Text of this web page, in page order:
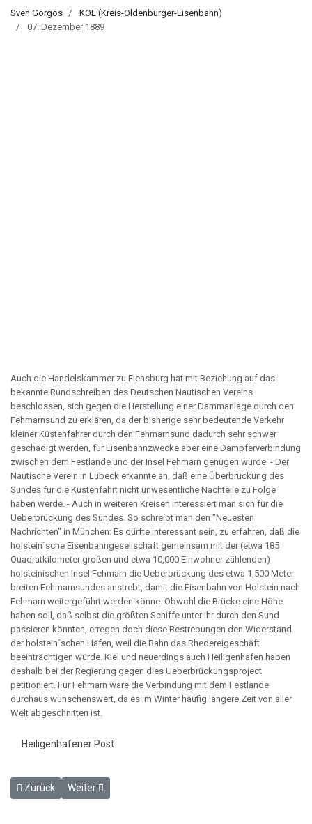
Sven Gorgos
KOE (Kreis-Oldenburger-Eisenbahn)
07. Dezember 1889
Auch die Handelskammer zu Flensburg hat mit Beziehung auf das
bekannte Rundschreiben des Deutschen Nautischen Vereins
beschlossen, sich gegen die Herstellung einer Dammanlage durch den
Fehmarnsund zu erklären, da der bisherige sehr bedeutende Verkehr
kleiner Küstenfahrer durch den Fehmarnsund dadurch sehr schwer
geschädigt werden, für Eisenbahnzwecke aber eine Dampferverbindung
zwischen dem Festlande und der Insel Fehmarn genügen würde. - Der
Nautische Verein in Lübeck erkannte an, daß eine Überbrückung des
Sundes für die Küstenfahrt nicht unwesentliche Nachteile zu Folge
haben werde. - Auch in weiteren Kreisen interessiert man sich für die
Ueberbrückung des Sundes. So schreibt man den "Neuesten
Nachrichten" in München: Es dürfte interessant sein, zu erfahren, daß die
holstein´sche Eisenbahngesellschaft gemeinsam mit der (etwa 185
Quadratkilometer großen und etwa 10,000 Einwohner zählenden)
holsteinischen Insel Fehmarn die Ueberbrückung des etwa 1,500 Meter
breiten Fehmarnsundes anstrebt, damit die Eisenbahn von Holstein nach
Fehmarn weitergeführt werden könne. Obwohl die Brücke eine Höhe
haben soll, daß selbst die größten Schiffe unter ihr durch den Sund
passieren könnten, erregen doch diese Bestrebungen den Widerstand
der holstein´schen Häfen, weil die Bahn das Rhedereigeschäft
beeinträchtigen würde. Kiel und neuerdings auch Heiligenhafen haben
deshalb bei der Regierung gegen dies Ueberbrückungsproject
petitioniert. Für Fehmarn wäre die Verbindung mit dem Festlande
durchaus wünschenswert, da es im Winter häufig längere Zeit von aller
Welt abgeschnitten ist.
Heiligenhafener Post
Vorheriger Beitrag: Verhandlung des Nautischen Vereins zur
Zurück Nächster Beitrag: Nivellierungsarbeiten Oldenburg -
Weiter